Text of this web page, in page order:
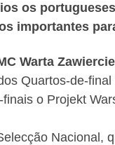
os
importantes
Warta Zawiercie
Quartos-de-final
o Projekt
Nacional,